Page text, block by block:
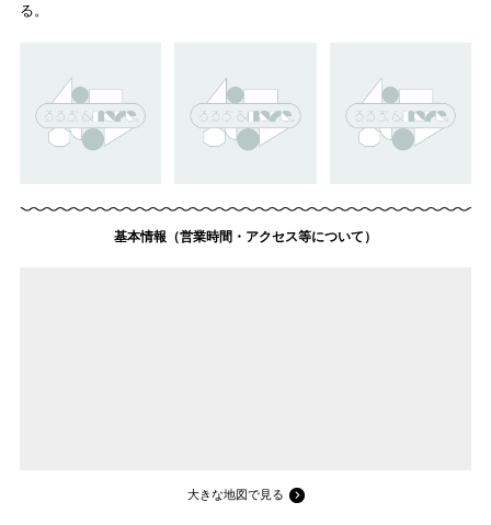
る。
基本情報（営業時間・アクセス等について）
大きな地図で見る